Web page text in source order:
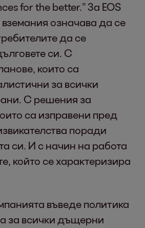
for the better.” За EOS
означава да се
да се
си. С
които са
за всички
С решения за
са изправени пред
поради
си. И с начин на работа
който се характеризира
въведе политика
за всички дъщерни